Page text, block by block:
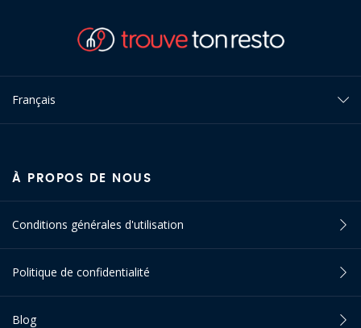
Français
À PROPOS DE NOUS
Conditions générales d'utilisation
Politique de confidentialité
Blog